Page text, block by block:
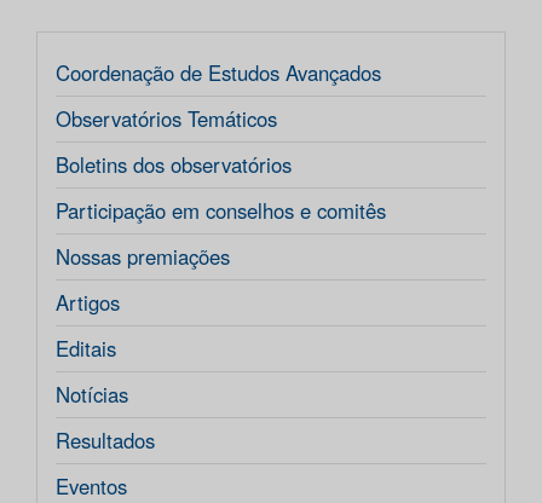
Coordenação de Estudos Avançados
Observatórios Temáticos
Boletins dos observatórios
Participação em conselhos e comitês
Nossas premiações
Artigos
Editais
Notícias
Resultados
Eventos